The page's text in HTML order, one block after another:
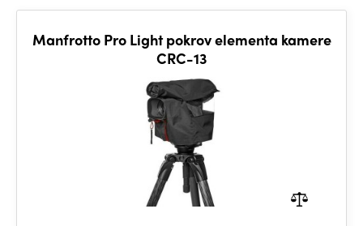
Manfrotto Pro Light pokrov elementa kamere
CRC-13